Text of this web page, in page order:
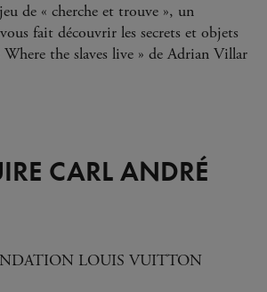
de « cherche et trouve », un
fait découvrir les secrets et objets
Where the slaves live » de Adrian Villar
CARL ANDRÉ
LOUIS VUITTON